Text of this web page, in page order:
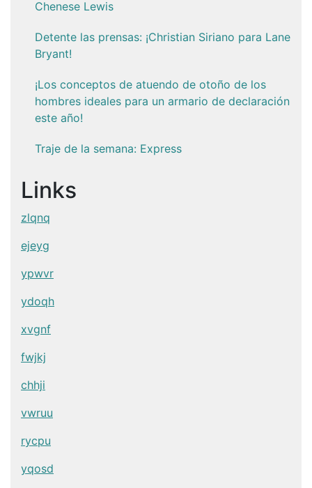
Chenese Lewis
Detente las prensas: ¡Christian Siriano para Lane
Bryant!
¡Los conceptos de atuendo de otoño de los
hombres ideales para un armario de declaración
este año!
Traje de la semana: Express
Links
zlqnq
ejeyg
ypwvr
ydoqh
xvgnf
fwjkj
chhji
vwruu
rycpu
yqosd